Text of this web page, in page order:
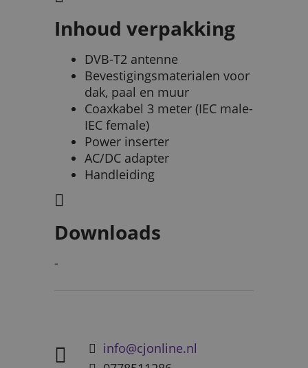
Inhoud verpakking
DVB-T2 antenne
Bevestigingsmaterialen voor
dak, paal en muur
Coaxkabel 3 meter (IEC male-
IEC female)
Power inserter
AC/DC adapter
Handleiding
Downloads
-
info@cjonline.nl